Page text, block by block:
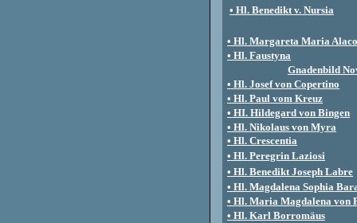
• Hl. Benedikt v. Nursia
• Hl. Margareta Maria
• Hl. Faustyna
Gnadenbild
• Hl. Josef von Copertino
• Hl. Paul vom Kreuz
• HI. Hildegard von Bingen
• Hl. Nikolaus von Myra
• Hl. Crescentia
• Hl. Peregrin Laziosi
• Hl. Benedikt Joseph Labre
• Hl. Magdalena Sophia
• Hl. Maria Magdalena von
• Hl. Karl Borromäus